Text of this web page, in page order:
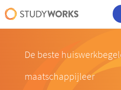
De beste
maatschappijleer